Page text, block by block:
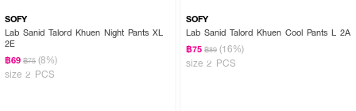
SOFY
Lab Sanid Talord Khuen Night Pants XL
2E
฿69 ฿75 (8%)
size 2 PCS
SOFY
Lab Sanid Talord Khuen Cool Pants L 2A
฿75 ฿89 (16%)
size 2 PCS